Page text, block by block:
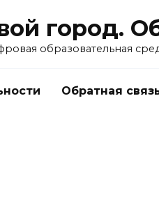
город.
образовательная
Обратная